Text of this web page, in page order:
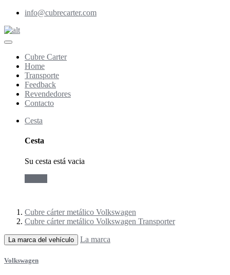
info@cubrecarter.com
Cubre Carter
Home
Transporte
Feedback
Revendedores
Contacto
Cesta
Cesta
Su cesta está vacia
Cubre cárter metálico Volkswagen
Cubre cárter metálico Volkswagen Transporter
La marca del vehículo La marca
Volkswagen